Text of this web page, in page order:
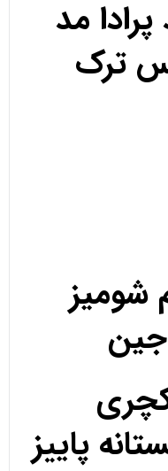
مد
ترک
شومیز
جین
پاییز